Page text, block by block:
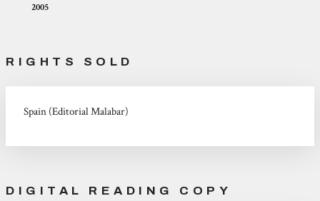
2005
RIGHTS SOLD
Spain (Editorial Malabar)
DIGITAL READING COPY